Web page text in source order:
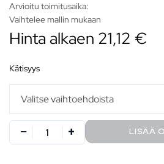
Arvioitu toimitusaika:
Vaihtelee mallin mukaan
Hinta alkaen 21,12 €
kätisyys
LISÄÄ